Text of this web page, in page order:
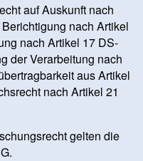
auf Auskunft nach
nach Artikel
nach Artikel 17 DS-
der Verarbeitung nach
aus Artikel
nach Artikel 21
gelten die